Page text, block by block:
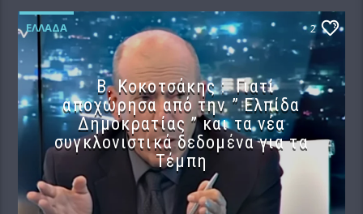
ΕΛΛΆΔΑ 2
Β. Κοκοτσάκης : Γιατί
αποχώρησα από την ” Ελπίδα
Δημοκρατίας ” και τα νέα
συγκλονιστικά δεδομένα για τα
Τέμπη